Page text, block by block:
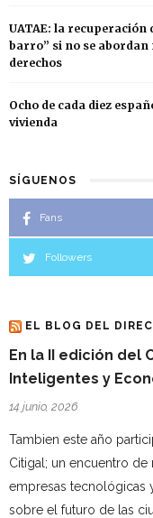
UATAE: la
barro” si no se abordan
derechos
Ocho de cada diez
vivienda
SÍGUENOS
Fans
Followers
EL BLOG DEL
En la II edición del
Inteligentes y
14 junio, 2026
Tambien este año
Citigal; un encuentro de
empresas tecnológicas
sobre el futuro de las